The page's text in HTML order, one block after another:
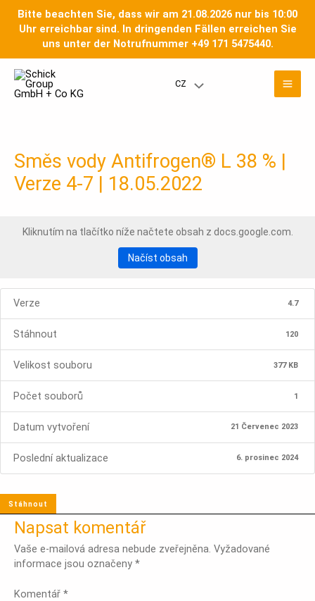
Bitte beachten Sie, dass wir am 21.08.2026 nur bis 10:00
Uhr erreichbar sind. In dringenden Fällen erreichen Sie
uns unter der Notrufnummer +49 171 5475440.
obsah
CZ Přepínač
Směs vody Antifrogen® L 38 % |
Verze 4-7 | 18.05.2022
Kliknutím na tlačítko níže načtete obsah z docs.google.com.
Načíst obsah
Verze 4.7
Stáhnout 120
Velikost souboru 377 KB
Počet souborů 1
Datum vytvoření 21 Červenec 2023
Poslední aktualizace 6. prosinec 2024
Stáhnout
Napsat komentář
Vaše e-mailová adresa nebude zveřejněna. Vyžadované
informace jsou označeny *
Komentář *